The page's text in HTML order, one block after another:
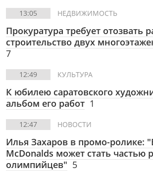
13:05 НЕДВИЖИМОСТЬ
Прокуратура требует отозвать
строительство двух
7
12:49 КУЛЬТУРА
К юбилею саратовского
альбом его работ 1
12:47 НОВОСТИ
Илья Захаров в промо-ролике:
McDonalds может стать частью
олимпийцев" 5